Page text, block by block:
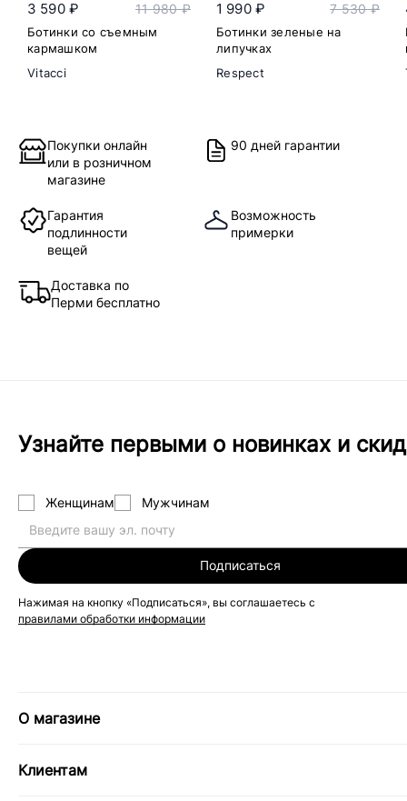
3 590 ₽ 11 980 ₽
Ботинки со съемным
кармашком
Vitacci
1 990 ₽ 7 530 ₽
Ботинки зеленые на
липучках
Respect
Покупки онлайн
или в розничном
магазине
90 дней гарантии
Гарантия
подлинности
вещей
Возможность
примерки
Доставка по
Перми бесплатно
Узнайте первыми о новинках и
Женщинам Мужчинам
Подписаться
Нажимая на кнопку «Подписаться», вы соглашаетесь с
правилами обработки информации
О магазине
Клиентам